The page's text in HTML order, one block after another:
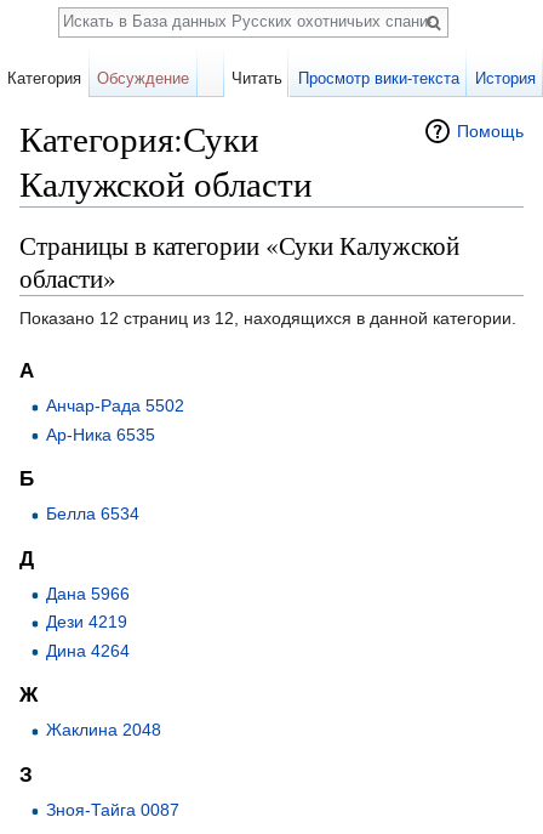
Помощь
Категория:Суки
Калужской области
Страницы в категории «Суки Калужской
области»
Показано 12 страниц из 12, находящихся в данной категории.
А
Анчар-Рада 5502
Ар-Ника 6535
Б
Белла 6534
Д
Дана 5966
Дези 4219
Дина 4264
Ж
Жаклина 2048
З
Зноя-Тайга 0087
Категория Обсуждение Читать Просмотр вики-текста История
Поиск